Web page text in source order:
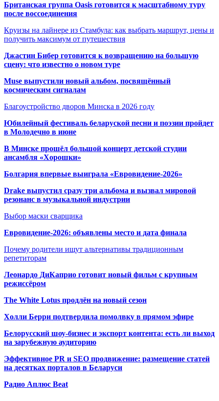
Британская группа Oasis готовится к масштабному туру
после воссоединения
Круизы на лайнере из Стамбула: как выбрать маршрут, цены и
получить максимум от путешествия
Джастин Бибер готовится к возвращению на большую
сцену: что известно о новом туре
Muse выпустили новый альбом, посвящённый
космическим сигналам
Благоустройство дворов Минска в 2026 году
Юбилейный фестиваль беларуской песни и поэзии пройдет
в Молодечно в июне
В Минске прошёл большой концерт детской студии
ансамбля «Хорошки»
Болгария впервые выиграла «Евровидение-2026»
Drake выпустил сразу три альбома и вызвал мировой
резонанс в музыкальной индустрии
Выбор маски сварщика
Евровидение-2026: объявлены место и дата финала
Почему родители ищут альтернативы традиционным
репетиторам
Леонардо ДиКаприо готовит новый фильм с крупным
режиссёром
The White Lotus продлён на новый сезон
Холли Берри подтвердила помолвку в прямом эфире
Белорусский шоу-бизнес и экспорт контента: есть ли выход
на зарубежную аудиторию
Эффективное PR и SEO продвижение: размещение статей
на десятках порталов в Беларуси
Радио Аплюс Beat